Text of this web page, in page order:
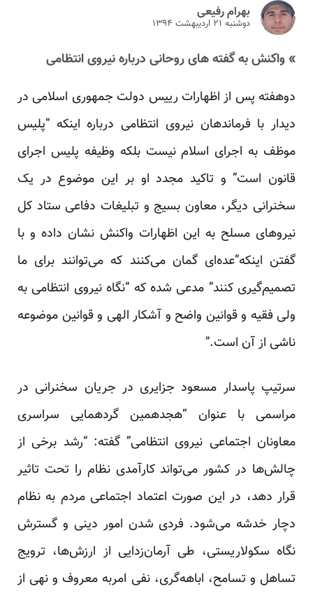
بهرام رفیعی
دوشنبه ۲۱ ارديبهشت ۱۳۹۴
» واکنش به گفته های روحانی درباره نیروی انتظامی
دوهفته پس از اظهارات رییس دولت جمهوری اسلامی در
دیدار با فرماندهان نیروی انتظامی درباره اینکه “پلیس
موظف به اجرای اسلام نیست بلکه وظیفه پلیس اجرای
قانون است” و تاکید مجدد او بر این موضوع در یک
سخنرانی دیگر، معاون بسیج و تبلیغات دفاعی ستاد کل
نیروهای مسلح به این اظهارات واکنش نشان داده و با
گفتن اینکه”عده‌ای گمان می‌کنند که می‌توانند برای ما
تصمیم‌گیری کنند” مدعی شده که “نگاه نیروی انتظامی به
ولی فقیه و قوانین واضح و آشکار الهی و قوانین موضوعه
ناشی از آن است.”
سرتیپ پاسدار مسعود جزایری در جریان سخنرانی در
مراسمی با عنوان “هجدهمین گردهمایی سراسری
معاونان اجتماعی نیروی انتظامی” گفته: “رشد برخی از
چالش‌ها در کشور می‌تواند کارآمدی نظام را تحت تاثیر
قرار دهد، در این صورت اعتماد اجتماعی مردم به نظام
دچار خدشه می‌شود. فردی شدن امور دینی و گسترش
نگاه سکولاریستی، طی آرمان‌زدایی از ارزش‌ها، ترویج
تساهل و تسامح، اباهه‌گری، نفی امربه معروف و نهی از